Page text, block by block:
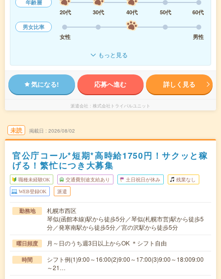
年齢層
20代
30代 40代 50代
60代
男女比率
女性
男性
もっと見る
気になる! 応募へ進む 詳しく見る
派遣会社 株式会社トライバルユニット
未読 掲載日 2026/08/02
官公庁コール*短期*高時給1750円！サクッと稼
げる！繁忙につき大募集
職種未経験OK 交通費別途支給あり 土日祝日が休み 残業なし
WEB登録OK 派遣
勤務地
札幌市西区
琴似(函館本線)駅から徒歩5分／琴似(札幌市営)駅から徒歩5
分／発寒南駅から徒歩5分／宮の沢駅から徒歩5分
曜日頻度 月～日のうち週3日以上からOK ＊シフト自由
時間
シフト例(1)9:00～16:00(2)9:00～17:00(3)9:00～18:009:00
～21…